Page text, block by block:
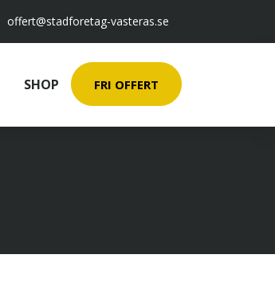
offert@stadforetag-vasteras.se
SHOP FRI OFFERT